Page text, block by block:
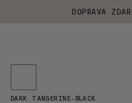
DOPRAVA
DARK TANGERINE-BLACK